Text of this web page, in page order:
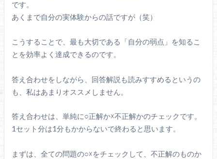
です。
あくまで自分の実体験からの話ですが（笑）
こうすることで、最も大切である「自分の弱点」を知るこ
とを効率よく達成できるのです。
答え合わせをしながら、回答解説も読みすすめるというの
も、私はあまりオススメしません。
答え合わせは、単純に○正解か☓不正解かのチェックです。
1セット分は1分もかからないで終わると思います。
まずは、全ての問題の○☓をチェックして、不正解のものか